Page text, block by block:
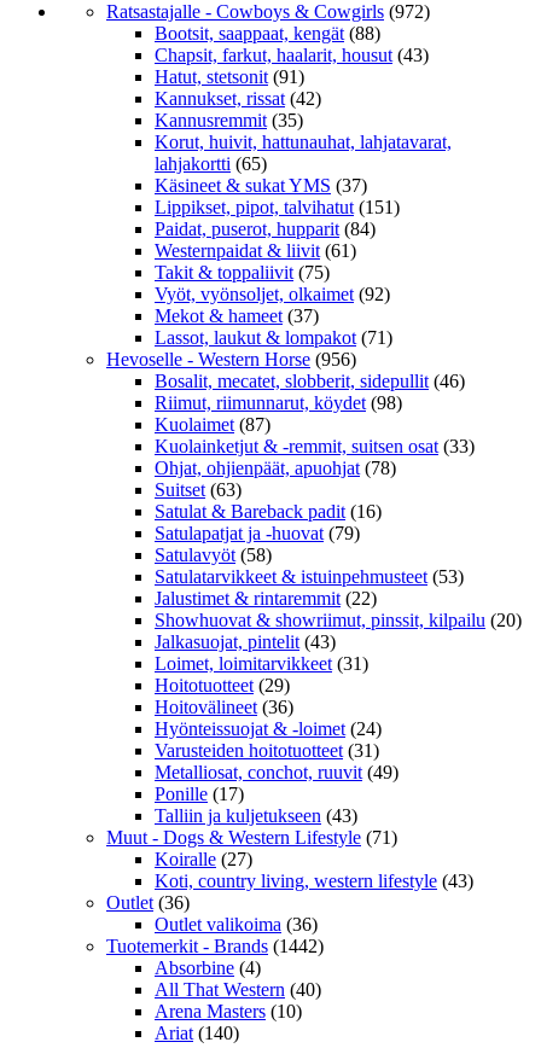
Ratsastajalle - Cowboys & Cowgirls (972)
Bootsit, saappaat, kengät (88)
Chapsit, farkut, haalarit, housut (43)
Hatut, stetsonit (91)
Kannukset, rissat (42)
Kannusremmit (35)
Korut, huivit, hattunauhat, lahjatavarat,
lahjakortti (65)
Käsineet & sukat YMS (37)
Lippikset, pipot, talvihatut (151)
Paidat, puserot, hupparit (84)
Westernpaidat & liivit (61)
Takit & toppaliivit (75)
Vyöt, vyönsoljet, olkaimet (92)
Mekot & hameet (37)
Lassot, laukut & lompakot (71)
Hevoselle - Western Horse (956)
Bosalit, mecatet, slobberit, sidepullit (46)
Riimut, riimunnarut, köydet (98)
Kuolaimet (87)
Kuolainketjut & -remmit, suitsen osat (33)
Ohjat, ohjienpäät, apuohjat (78)
Suitset (63)
Satulat & Bareback padit (16)
Satulapatjat ja -huovat (79)
Satulavyöt (58)
Satulatarvikkeet & istuinpehmusteet (53)
Jalustimet & rintaremmit (22)
Showhuovat & showriimut, pinssit, kilpailu (20)
Jalkasuojat, pintelit (43)
Loimet, loimitarvikkeet (31)
Hoitotuotteet (29)
Hoitovälineet (36)
Hyönteissuojat & -loimet (24)
Varusteiden hoitotuotteet (31)
Metalliosat, conchot, ruuvit (49)
Ponille (17)
Talliin ja kuljetukseen (43)
Muut - Dogs & Western Lifestyle (71)
Koiralle (27)
Koti, country living, western lifestyle (43)
Outlet (36)
Outlet valikoima (36)
Tuotemerkit - Brands (1442)
Absorbine (4)
All That Western (40)
Arena Masters (10)
Ariat (140)